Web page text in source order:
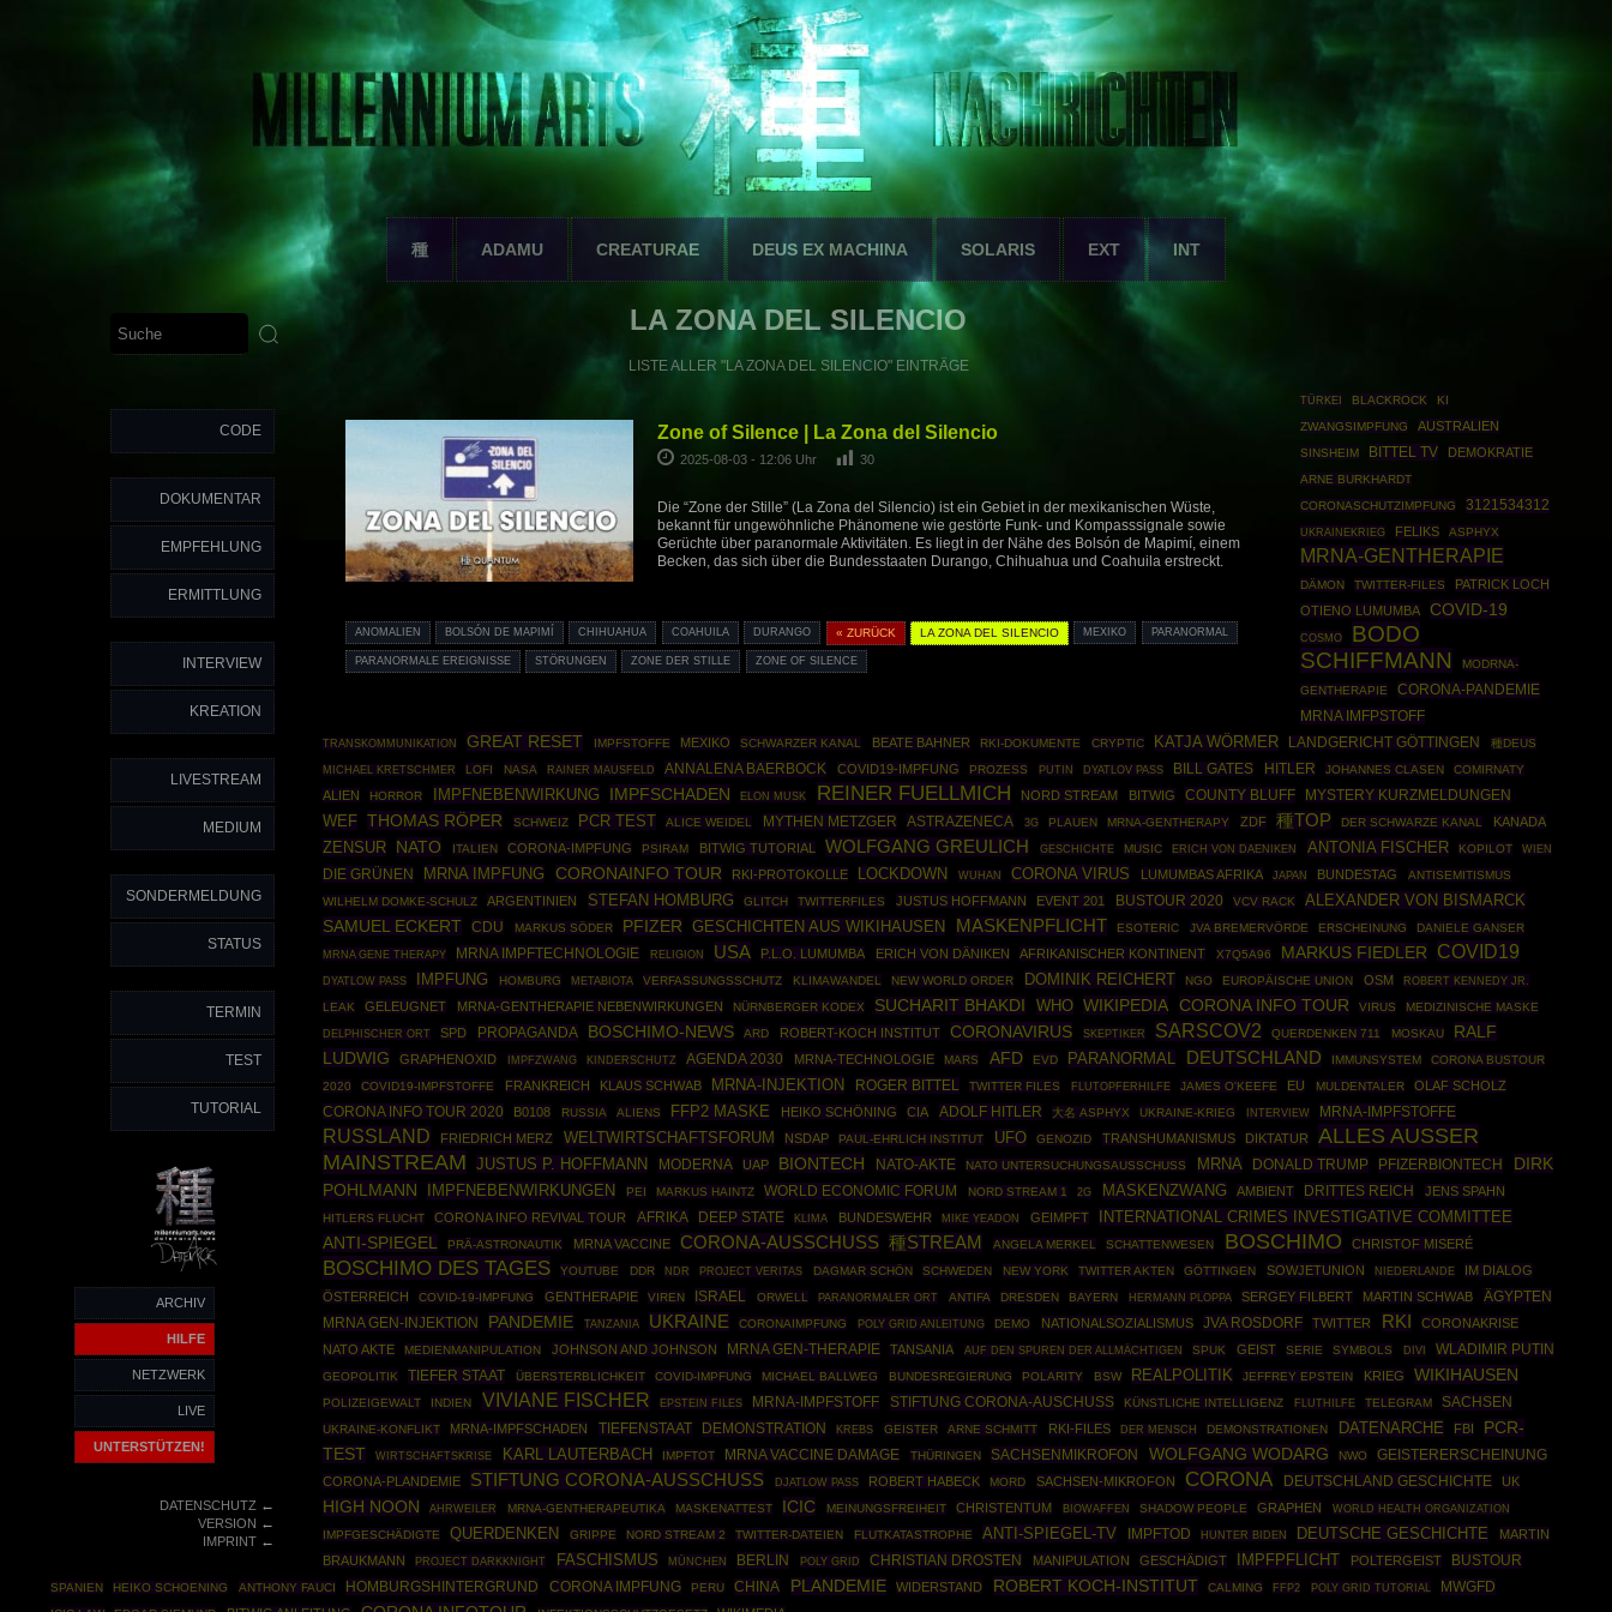
種 ADAMU CREATURAE DEUS EX MACHINA SOLARIS EXT INT
CODE
DOKUMENTAR
EMPFEHLUNG
ERMITTLUNG
INTERVIEW
KREATION
LIVESTREAM
MEDIUM
SONDERMELDUNG
STATUS
TERMIN
TEST
TUTORIAL
ARCHIV
HILFE
NETZWERK
LIVE
UNTERSTÜTZEN!
DATENSCHUTZ←
VERSION ←
IMPRINT←
LA ZONA DEL SILENCIO
LISTE ALLER "LA ZONA DEL SILENCIO" EINTRÄGE
Zone of Silence | La Zona del Silencio
2025-08-03 - 12:06 Uhr 30
Die “Zone der Stille” (La Zona del Silencio) ist ein Gebiet in der mexikanischen Wüste,
bekannt für ungewöhnliche Phänomene wie gestörte Funk- und Kompasssignale sowie
Gerüchte über paranormale Aktivitäten. Es liegt in der Nähe des Bolsón de Mapimí, einem
Becken, das sich über die Bundesstaaten Durango, Chihuahua und Coahuila erstreckt.
ANOMALIEN BOLSÓN DE MAPIMÍ CHIHUAHUA COAHUILA DURANGO « ZURÜCK LA ZONA DEL SILENCIO MEXIKO PARANORMAL
PARANORMALE EREIGNISSE STÖRUNGEN ZONE DER STILLE ZONE OF SILENCE
TÜRKEI BLACKROCK
KI
ZWANGSIMPFUNG
AUSTRALIEN
SINSHEIM BITTEL TV DEMOKRATIE
ARNE BURKHARDT
CORONASCHUTZIMPFUNG
3121534312
UKRAINEKRIEG FELIKS ASPHYX
MRNA-GENTHERAPIE
DÄMON TWITTER-FILES
PATRICK LOCH
OTIENO LUMUMBA
COVID-19
COSMO
BODO
SCHIFFMANN
MODRNA-
GENTHERAPIE
CORONA-PANDEMIE
MRNA IMFPSTOFF
TRANSKOMMUNIKATION GREAT RESET IMPFSTOFFE MEXIKO SCHWARZER KANAL BEATE BAHNER RKI-DOKUMENTE CRYPTIC KATJA WÖRMER LANDGERICHT GÖTTINGEN 種DEUS
MICHAEL KRETSCHMER LOFI NASA RAINER MAUSFELD ANNALENA BAERBOCK COVID19-IMPFUNG PROZESS PUTIN DYATLOV PASS BILL GATES HITLER JOHANNES CLASEN COMIRNATY
ALIEN HORROR IMPFNEBENWIRKUNG IMPFSCHADEN ELON MUSK REINER FUELLMICH NORD STREAM BITWIG COUNTY BLUFF MYSTERY KURZMELDUNGEN
WEF THOMAS RÖPER SCHWEIZ PCR TEST ALICE WEIDEL MYTHEN METZGER ASTRAZENECA 3G PLAUEN MRNA-GENTHERAPY ZDF 種TOP DER SCHWARZE KANAL KANADA
ZENSUR NATO ITALIEN CORONA-IMPFUNG PSIRAM BITWIG TUTORIAL WOLFGANG GREULICH GESCHICHTE MUSIC ERICH VON DAENIKEN ANTONIA FISCHER KOPILOT WIEN
DIE GRÜNEN MRNA IMPFUNG CORONAINFO TOUR RKI-PROTOKOLLE LOCKDOWN WUHAN CORONA VIRUS LUMUMBAS AFRIKA JAPAN BUNDESTAG
ANTISEMITISMUS
WILHELM DOMKE-SCHULZ
ARGENTINIEN STEFAN HOMBURG GLITCH TWITTERFILES JUSTUS HOFFMANN EVENT 201 BUSTOUR 2020 VCV RACK ALEXANDER VON BISMARCK
SAMUEL ECKERT CDU MARKUS SÖDER PFIZER GESCHICHTEN AUS WIKIHAUSEN MASKENPFLICHT ESOTERIC JVA BREMERVÖRDE ERSCHEINUNG
DANIELE GANSER
MRNA GENE THERAPY
MRNA IMPFTECHNOLOGIE RELIGION USA P.L.O. LUMUMBA ERICH VON DÄNIKEN AFRIKANISCHER KONTINENT X7Q5A96 MARKUS FIEDLER COVID19
DYATLOW PASS IMPFUNG HOMBURG METABIOTA VERFASSUNGSSCHUTZ KLIMAWANDEL NEW WORLD ORDER DOMINIK REICHERT NGO EUROPÄISCHE UNION OSM
ROBERT KENNEDY JR.
LEAK
GELEUGNET MRNA-GENTHERAPIE NEBENWIRKUNGEN NÜRNBERGER KODEX SUCHARIT BHAKDI WHO WIKIPEDIA CORONA INFO TOUR VIRUS MEDIZINISCHE MASKE
DELPHISCHER ORT SPD PROPAGANDA BOSCHIMO-NEWS ARD ROBERT-KOCH INSTITUT CORONAVIRUS SKEPTIKER SARSCOV2 QUERDENKEN 711 MOSKAU
RALF
LUDWIG
GRAPHENOXID IMPFZWANG KINDERSCHUTZ AGENDA 2030 MRNA-TECHNOLOGIE MARS AFD EVD PARANORMAL DEUTSCHLAND IMMUNSYSTEM
CORONA BUSTOUR
2020
COVID19-IMPFSTOFFE FRANKREICH KLAUS SCHWAB MRNA-INJEKTION ROGER BITTEL TWITTER FILES FLUTOPFERHILFE JAMES O'KEEFE EU MULDENTALER OLAF SCHOLZ
CORONA INFO TOUR 2020 B0108 RUSSIA ALIENS FFP2 MASKE HEIKO SCHÖNING CIA ADOLF HITLER 大名 ASPHYX UKRAINE-KRIEG INTERVIEW MRNA-IMPFSTOFFE
RUSSLAND FRIEDRICH MERZ WELTWIRTSCHAFTSFORUM NSDAP PAUL-EHRLICH INSTITUT UFO GENOZID TRANSHUMANISMUS DIKTATUR
ALLES AUSSER
MAINSTREAM
JUSTUS P. HOFFMANN MODERNA UAP BIONTECH NATO-AKTE NATO UNTERSUCHUNGSAUSSCHUSS MRNA DONALD TRUMP PFIZERBIONTECH
DIRK
POHLMANN
IMPFNEBENWIRKUNGEN PEI MARKUS HAINTZ WORLD ECONOMIC FORUM NORD STREAM 1 2G MASKENZWANG AMBIENT DRITTES REICH JENS SPAHN
HITLERS FLUCHT CORONA INFO REVIVAL TOUR AFRIKA DEEP STATE KLIMA BUNDESWEHR MIKE YEADON GEIMPFT
INTERNATIONAL CRIMES INVESTIGATIVE COMMITTEE
ANTI-SPIEGEL
PRÄ-ASTRONAUTIK MRNA VACCINE CORONA-AUSSCHUSS 種STREAM ANGELA MERKEL SCHATTENWESEN BOSCHIMO CHRISTOF MISERÉ
BOSCHIMO DES TAGES YOUTUBE DDR NDR PROJECT VERITAS DAGMAR SCHÖN SCHWEDEN NEW YORK TWITTER AKTEN GÖTTINGEN SOWJETUNION NIEDERLANDE
IM DIALOG
ÖSTERREICH
COVID-19-IMPFUNG GENTHERAPIE VIREN ISRAEL ORWELL PARANORMALER ORT ANTIFA DRESDEN BAYERN HERMANN PLOPPA SERGEY FILBERT MARTIN SCHWAB ÄGYPTEN
MRNA GEN-INJEKTION PANDEMIE TANZANIA UKRAINE CORONAIMPFUNG POLY GRID ANLEITUNG DEMO NATIONALSOZIALISMUS JVA ROSDORF TWITTER RKI
CORONAKRISE
NATO AKTE
MEDIENMANIPULATION JOHNSON AND JOHNSON MRNA GEN-THERAPIE TANSANIA AUF DEN SPUREN DER ALLMÄCHTIGEN SPUK GEIST SERIE SYMBOLS DIVI WLADIMIR PUTIN
GEOPOLITIK TIEFER STAAT ÜBERSTERBLICHKEIT COVID-IMPFUNG MICHAEL BALLWEG BUNDESREGIERUNG POLARITY BSW REALPOLITIK JEFFREY EPSTEIN KRIEG WIKIHAUSEN
POLIZEIGEWALT INDIEN VIVIANE FISCHER EPSTEIN FILES MRNA-IMPFSTOFF STIFTUNG CORONA-AUSCHUSS KÜNSTLICHE INTELLIGENZ FLUTHILFE TELEGRAM SACHSEN
UKRAINE-KONFLIKT MRNA-IMPFSCHADEN TIEFENSTAAT DEMONSTRATION KREBS GEISTER ARNE SCHMITT RKI-FILES DER MENSCH DEMONSTRATIONEN DATENARCHE FBI
PCR-
TEST
WIRTSCHAFTSKRISE KARL LAUTERBACH IMPFTOT MRNA VACCINE DAMAGE THÜRINGEN SACHSENMIKROFON WOLFGANG WODARG NWO
GEISTERERSCHEINUNG
CORONA-PLANDEMIE
STIFTUNG CORONA-AUSSCHUSS DJATLOW PASS ROBERT HABECK MORD SACHSEN-MIKROFON CORONA DEUTSCHLAND GESCHICHTE UK
HIGH NOON AHRWEILER MRNA-GENTHERAPEUTIKA MASKENATTEST ICIC MEINUNGSFREIHEIT CHRISTENTUM BIOWAFFEN SHADOW PEOPLE GRAPHEN
WORLD HEALTH ORGANIZATION
IMPFGESCHÄDIGTE
QUERDENKEN GRIPPE NORD STREAM 2 TWITTER-DATEIEN FLUTKATASTROPHE ANTI-SPIEGEL-TV IMPFTOD HUNTER BIDEN DEUTSCHE GESCHICHTE
MARTIN
BRAUKMANN
PROJECT DARKKNIGHT FASCHISMUS MÜNCHEN BERLIN POLY GRID CHRISTIAN DROSTEN MANIPULATION GESCHÄDIGT IMPFPFLICHT POLTERGEIST BUSTOUR
SPANIEN HEIKO SCHOENING ANTHONY FAUCI HOMBURGSHINTERGRUND CORONA IMPFUNG PERU CHINA PLANDEMIE WIDERSTAND ROBERT KOCH-INSTITUT CALMING FFP2 POLY GRID TUTORIAL MWGFD